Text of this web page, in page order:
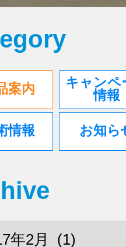
案内
キャンペ
情報
情報 お知ら